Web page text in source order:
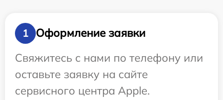
1
Оформление заявки
Свяжитесь с нами по телефону или
оставьте заявку на сайте
сервисного центра Apple.